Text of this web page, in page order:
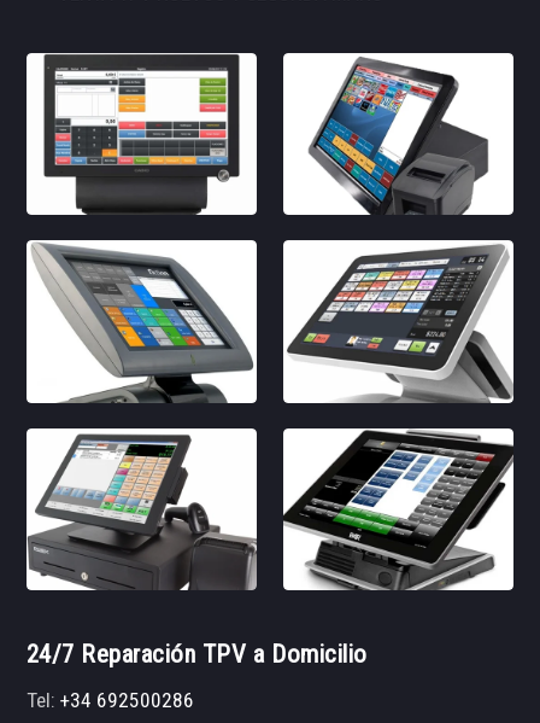
24/7 Reparación TPV a Domicilio
Tel:+34 692500286